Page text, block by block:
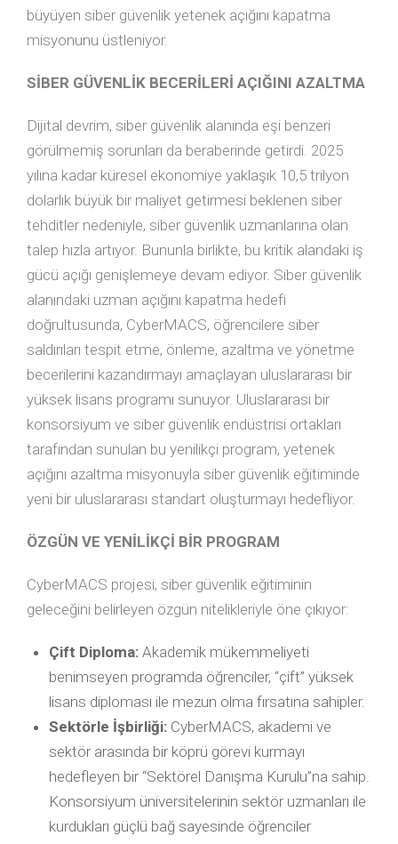
büyüyen siber güvenlik yetenek açığını kapatma
misyonunu üstleniyor.
SİBER GÜVENLİK BECERİLERİ AÇIĞINI AZALTMA
Dijital devrim, siber güvenlik alanında eşi benzeri
görülmemiş sorunları da beraberinde getirdi. 2025
yılına kadar küresel ekonomiye yaklaşık 10,5 trilyon
dolarlık büyük bir maliyet getirmesi beklenen siber
tehditler nedeniyle, siber güvenlik uzmanlarına olan
talep hızla artıyor. Bununla birlikte, bu kritik alandaki iş
gücü açığı genişlemeye devam ediyor. Siber güvenlik
alanındaki uzman açığını kapatma hedefi
doğrultusunda, CyberMACS, öğrencilere siber
saldırıları tespit etme, önleme, azaltma ve yönetme
becerilerini kazandırmayı amaçlayan uluslararası bir
yüksek lisans programı sunuyor. Uluslararası bir
konsorsiyum ve siber güvenlik endüstrisi ortakları
tarafından sunulan bu yenilikçi program, yetenek
açığını azaltma misyonuyla siber güvenlik eğitiminde
yeni bir uluslararası standart oluşturmayı hedefliyor.
ÖZGÜN VE YENİLİKÇİ BİR PROGRAM
CyberMACS projesi, siber güvenlik eğitiminin
geleceğini belirleyen özgün nitelikleriyle öne çıkıyor:
Çift Diploma: Akademik mükemmeliyeti
benimseyen programda öğrenciler, “çift” yüksek
lisans diploması ile mezun olma fırsatına sahipler.
Sektörle İşbirliği: CyberMACS, akademi ve
sektör arasında bir köprü görevi kurmayı
hedefleyen bir “Sektörel Danışma Kurulu”na sahip.
Konsorsiyum üniversitelerinin sektör uzmanları ile
kurdukları güçlü bağ sayesinde öğrenciler